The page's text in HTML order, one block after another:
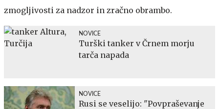
zmogljivosti za nadzor in zračno obrambo.
NOVICE
Turški tanker v Črnem morju
tarča napada
NOVICE
Rusi se veselijo: "Povpraševanje